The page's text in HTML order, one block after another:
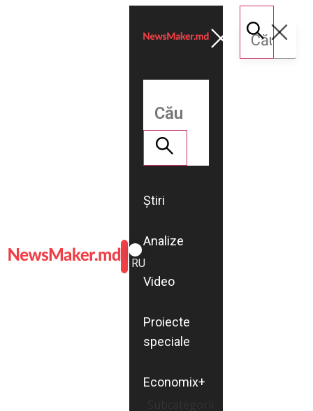
ROMÂNĂ
RU
Știri
Analize
Video
Proiecte
speciale
Economix+